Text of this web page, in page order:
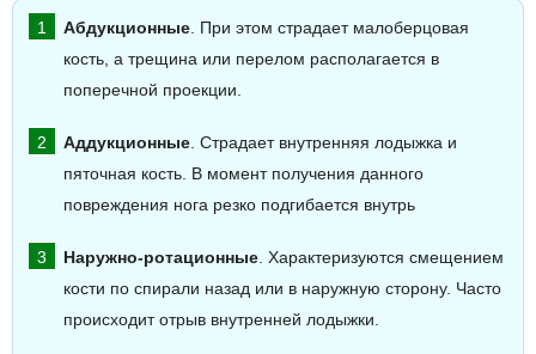
Абдукционные. При этом страдает малоберцовая
кость, а трещина или перелом располагается в
поперечной проекции.
Аддукционные. Страдает внутренняя лодыжка и
пяточная кость. В момент получения данного
повреждения нога резко подгибается внутрь
Наружно-ротационные. Характеризуются смещением
кости по спирали назад или в наружную сторону. Часто
происходит отрыв внутренней лодыжки.